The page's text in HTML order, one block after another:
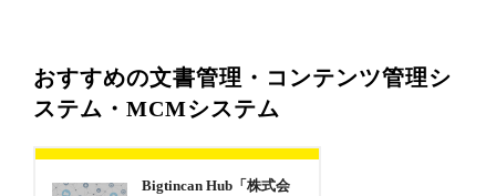
おすすめの文書管理・コンテンツ管理シ
ステム・MCMシステム
Bigtincan Hub「株式会